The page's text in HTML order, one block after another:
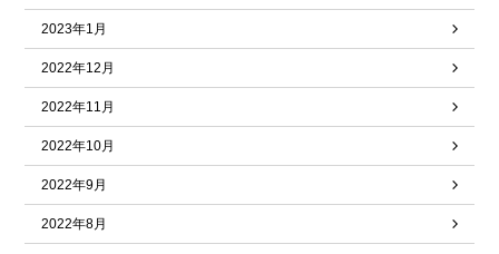
2023年1月
2022年12月
2022年11月
2022年10月
2022年9月
2022年8月